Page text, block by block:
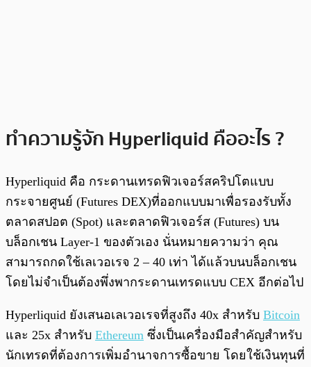
ทำความรู้จัก Hyperliquid คืออะไร ?
Hyperliquid คือ กระดานเทรดฟิวเจอร์สคริปโตแบบ
กระจายศูนย์ (Futures DEX)ที่ออกแบบมาเพื่อรองรับทั้ง
ตลาดสปอต (Spot) และตลาดฟิวเจอร์ส (Futures) บน
บล็อกเชน Layer-1 ของตัวเอง นั่นหมายความว่า คุณ
สามารถกดใช้เลเวอเรจ 2 – 40 เท่า ได้แล้วบนบล็อกเชน
โดยไม่จำเป็นต้องพึ่งพากระดานเทรดแบบ CEX อีกต่อไป
Hyperliquid ยังเสนอเลเวอเรจที่สูงถึง 40x สำหรับ Bitcoin
และ 25x สำหรับ Ethereum ซึ่งเป็นเครื่องมือสำคัญสำหรับ
นักเทรดที่ต้องการเพิ่มอำนาจการซื้อขาย โดยใช้เงินทุนที่